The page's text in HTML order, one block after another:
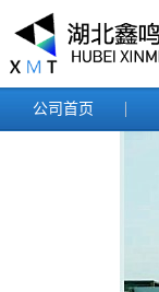
公司首页